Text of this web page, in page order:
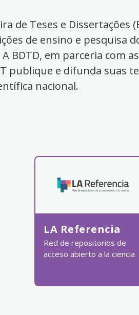
de Teses e Dissertações
de ensino e pesquisa
BDTD, em parceria com
publique e difunda suas
nacional.
LA Referencia
Red de repositorios de
acceso abierto a la ciencia